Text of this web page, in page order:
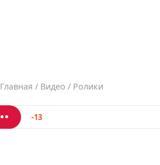
Главная / Видео / Ролики
-13